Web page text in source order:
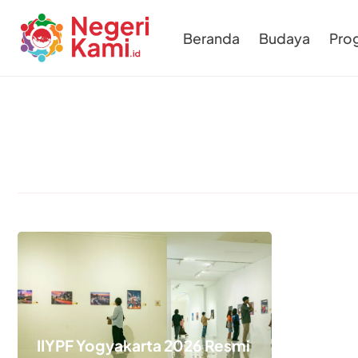
Beranda Budaya
IIYPF Yogyakarta 2026 Resmi